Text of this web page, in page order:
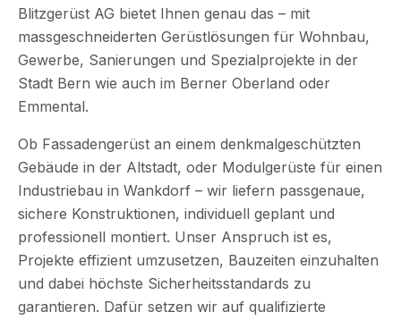
Blitzgerüst AG bietet Ihnen genau das – mit
massgeschneiderten Gerüstlösungen für Wohnbau,
Gewerbe, Sanierungen und Spezialprojekte in der
Stadt Bern wie auch im Berner Oberland oder
Emmental.
Ob Fassadengerüst an einem denkmalgeschützten
Gebäude in der Altstadt, oder Modulgerüste für einen
Industriebau in Wankdorf – wir liefern passgenaue,
sichere Konstruktionen, individuell geplant und
professionell montiert. Unser Anspruch ist es,
Projekte effizient umzusetzen, Bauzeiten einzuhalten
und dabei höchste Sicherheitsstandards zu
garantieren. Dafür setzen wir auf qualifizierte